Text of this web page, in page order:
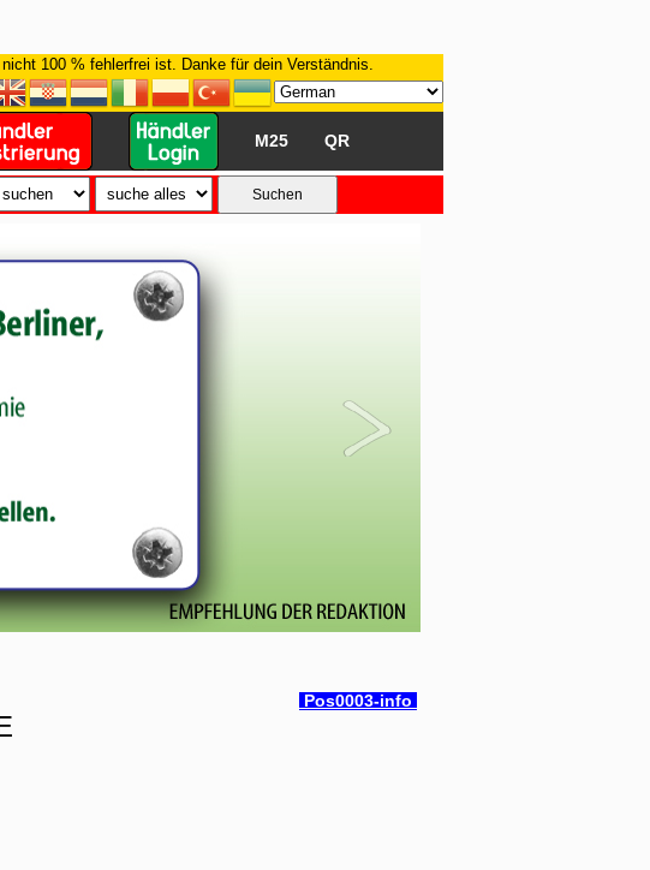
100 % fehlerfrei ist. Danke für dein Verständnis.
M25 QR
Pos0003-info